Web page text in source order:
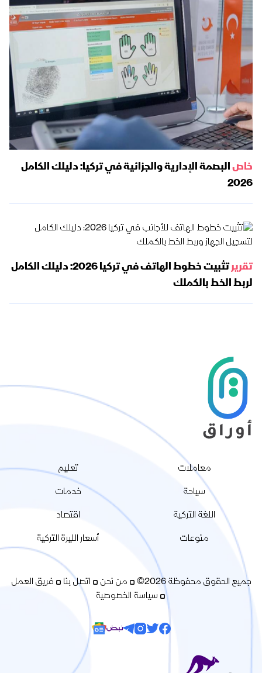
خاصالبصمة الإدارية والجزائية في تركيا: دليلك الكامل
2026
تقرير
تثبيت خطوط الهاتف في تركيا 2026: دليلك الكامل
لربط الخط بالكملك
معاملات
تعليم
سياحة
خدمات
اللغة التركية
اقتصاد
منوعات
أسعار الليرة التركية
جميع الحقوق محفوظة 2026© من نحن اتصل بنا
فريق العمل
سياسة الخصوصية